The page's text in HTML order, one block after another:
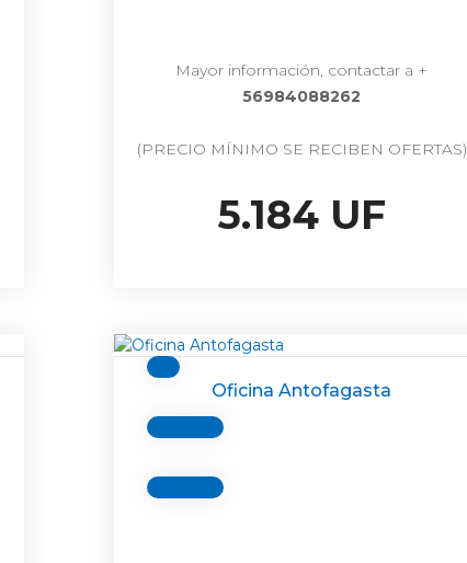
Mayor información, contactar a +
56984088262
(PRECIO MÍNIMO SE RECIBEN OFERTAS)
5.184 UF
Oficina Antofagasta